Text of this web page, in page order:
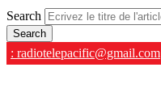
Search
: radiotelepacific@gmail.com